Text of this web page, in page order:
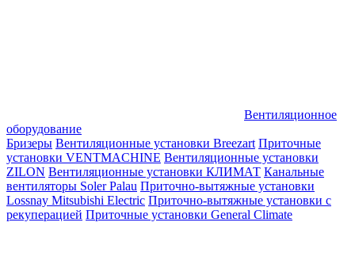
Вентиляционное
оборудование
Бризеры Вентиляционные установки Breezart Приточные
установки VENTMACHINE Вентиляционные установки
ZILON Вентиляционные установки КЛИМАТ Канальные
вентиляторы Soler Palau Приточно-вытяжные установки
Lossnay Mitsubishi Electric Приточно-вытяжные установки с
рекуперацией Приточные установки General Climate